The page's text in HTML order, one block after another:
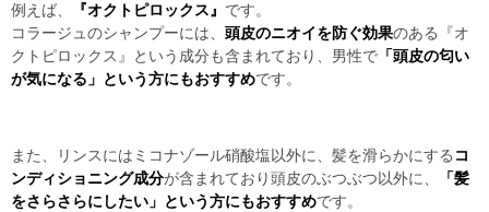
例えば、 『オクトピロックス』 です。
コラージュのシャンプーには、 頭皮のニオイを防ぐ効果のある『オ
クトピロックス』という成分も含まれており、男性で 「頭皮の匂い
が気になる」という方にもおすすめです。
また、リンスにはミコナゾール硝酸塩以外に、髪を滑らかにする コ
ンディショニング成分が含まれており頭皮のぶつぶつ以外に、
「髪
をさらさらにしたい」という方にもおすすめです。